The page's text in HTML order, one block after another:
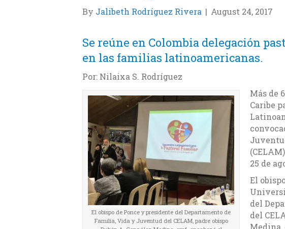
By Jalibeth Rodríguez Rivera | August 24, 2017
Se reúne en Colombia delegación
en las familias latinoamericanas.
Por: Nilaixa S. Rodríguez
El obispo de Ponce y presidente del Departamento de
Familia, Vida y Juventud del CELAM, padre obispo
Más de
Caribe
25 de
El
del
del
Medina,